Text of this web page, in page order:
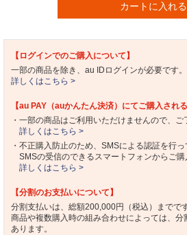
カートに入れる
【ログインでのご購入について】
一部の商品を除き、au IDログインが必要です。
詳しくはこちら >
【au PAY（auかんたん決済）にてご購入され
・一部の商品はご利用いただけませんので、ご
詳しくはこちら >
・不正購入防止のため、SMSによる認証を行っ
SMSの受信のできるスマートフォンからご購
詳しくはこちら >
【分割のお支払いについて】
分割支払いは、総額200,000円（税込）までです
商品や複数購入時の組み合わせによっては、
あります。